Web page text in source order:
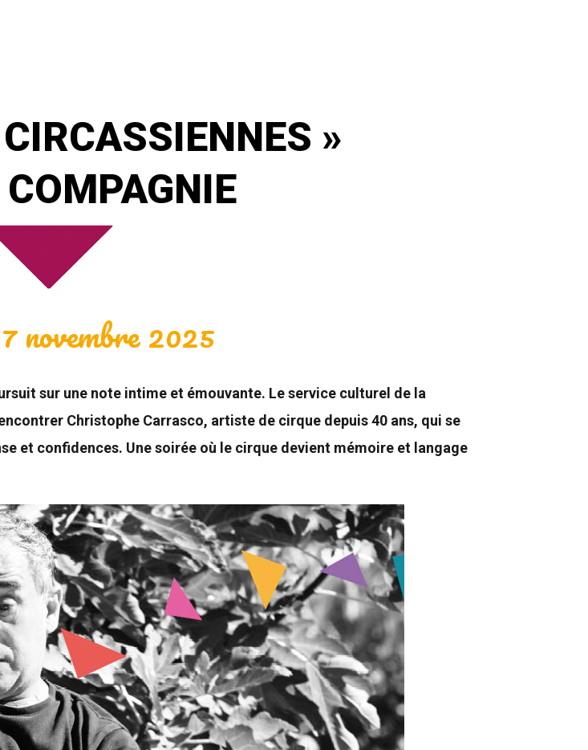
»
novembre 2025
sur une note intime et émouvante. Le service culturel de la
Christophe Carrasco, artiste de cirque depuis 40 ans, qui se
et confidences. Une soirée où le cirque devient mémoire et langage